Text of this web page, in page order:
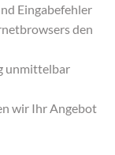
Eingabefehler
den
unmittelbar
wir Ihr Angebot